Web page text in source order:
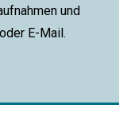
und
E-Mail.